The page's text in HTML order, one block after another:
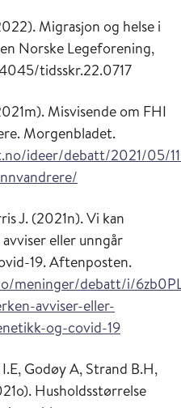
Migrasjon og helse i
Norske Legeforening,
tidsskr.22.0717
Misvisende om FHI
Morgenbladet.
ideer/debatt/2021/05/
J. (2021n).Vi kan
eller unngår
19.Aftenposten.
meninger/debatt/i/
avviser-eller-
og-covid-19
Godøy A, Strand B.H,
Husholdsstørrelse